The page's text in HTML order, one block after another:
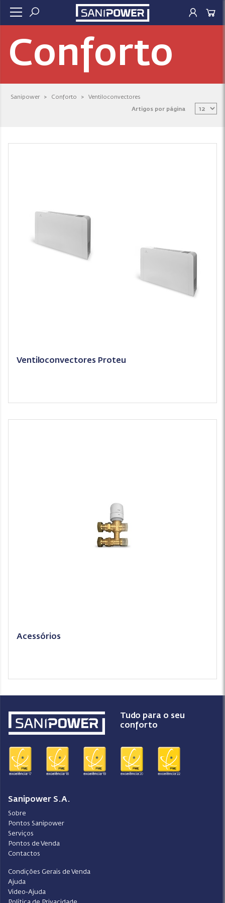
Conforto
Sanipower > Conforto > Ventiloconvectores
Artigos por página
Ventiloconvectores Proteu
Acessórios
Tudo para o seu
conforto
Sanipower S.A.
Sobre
Pontos Sanipower
Serviços
Pontos de Venda
Contactos
Condições Gerais de Venda
Ajuda
Video-Ajuda